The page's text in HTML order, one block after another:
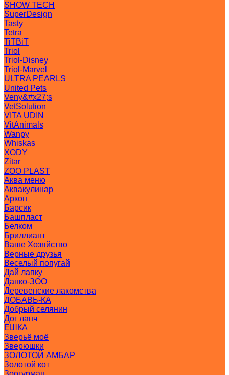
SHOW TECH
SuperDesign
Tasty
Tetra
TiTBiT
Triol
Triol-Disney
Triol-Marvel
ULTRA PEARLS
United Pets
Veny&#x27;s
VetSolution
VITA UDIN
VitAnimals
Wanpy
Whiskas
XODY
Zitar
ZOO PLAST
Аква меню
Аквакулинар
Аркон
Барсик
Башпласт
Белком
Бриллиант
Ваше Хозяйство
Верные друзья
Веселый попугай
Дай лапку
Данко-ЗОО
Деревенские лакомства
ДОБАВЬ-КА
Добрый селянин
Дог ланч
ЕШКА
Зверьё моё
Зверюшки
ЗОЛОТОЙ АМБАР
Золотой кот